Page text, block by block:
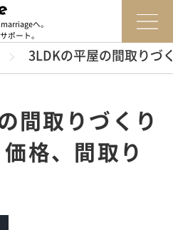
へ。
ポート。
3LDKの平屋の間取りづ
間取りづくり
格、間取り